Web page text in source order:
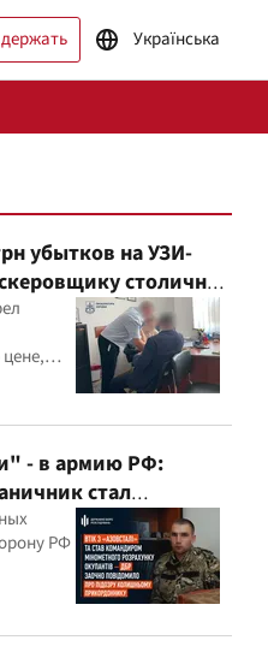
Українська
Мир
убытков на УЗИ-
столичной
подозрение
- в армию РФ:
стал
расчета
РФ